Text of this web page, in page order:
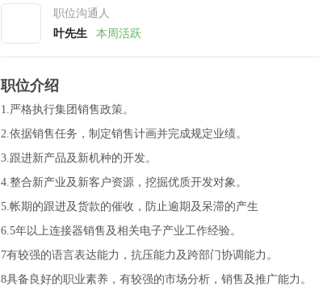
职位沟通人
叶先生
本周活跃
职位介绍
1.严格执行集团销售政策。
2.依据销售任务，制定销售计画并完成规定业绩。
3.跟进新产品及新机种的开发。
4.整合新产业及新客户资源，挖掘优质开发对象。
5.帐期的跟进及货款的催收，防止逾期及呆滞的产生
6.5年以上连接器销售及相关电子产业工作经验。
7有较强的语言表达能力，抗压能力及跨部门协调能力。
8具备良好的职业素养，有较强的市场分析，销售及推广能力。